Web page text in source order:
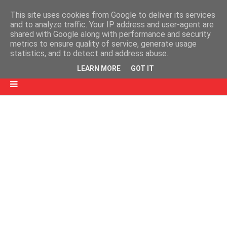
This site uses cookies from Google to deliver its services
and to analyze traffic. Your IP address and user-agent are
shared with Google along with performance and security
metrics to ensure quality of service, generate usage
statistics, and to detect and address abuse.
LEARN MORE GOT IT